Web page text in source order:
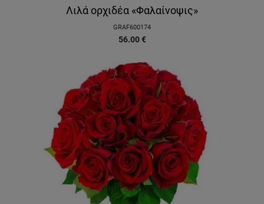
Λιλά ορχιδέα «Φαλαίνοψις»
GRAF600174
56.00 €